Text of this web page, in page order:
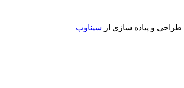
طراحی و پیاده سازی از سیناوب